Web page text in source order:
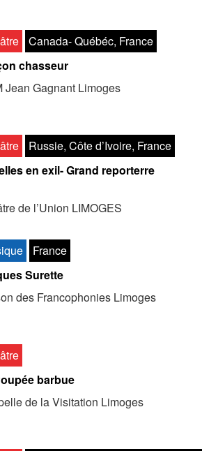
Canada- Québéc, France
chasseur
Jean Gagnant Limoges
Russie, Côte d’Ivoire, France
en exil- Grand reporterre
de l’Union LIMOGES
France
Surette
des Francophonies Limoges
barbue
de la Visitation Limoges